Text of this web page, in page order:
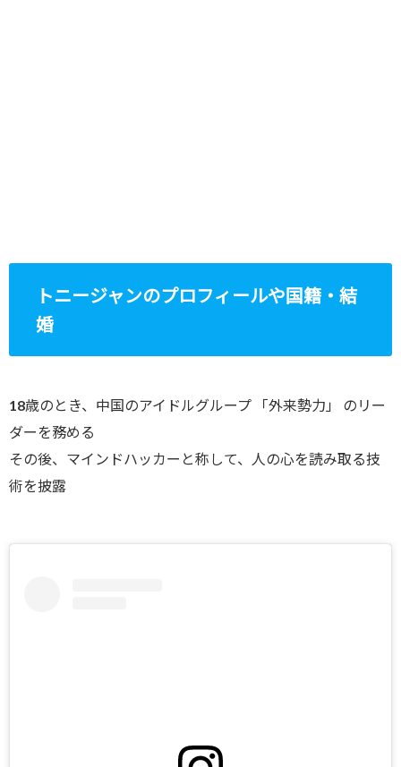
トニージャンのプロフィールや国籍・結
婚
18歳のとき、中国のアイドルグループ 「外来勢力」 のリー
ダーを務める
その後、マインドハッカーと称して、人の心を読み取る技
術を披露